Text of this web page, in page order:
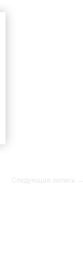
Следующая запись →